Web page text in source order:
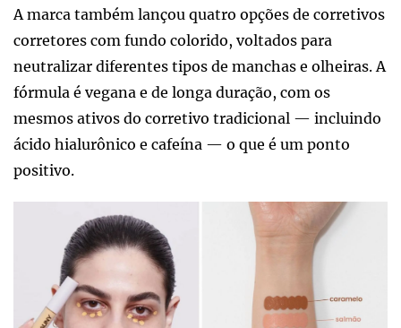
A marca também lançou quatro opções de corretivos
corretores com fundo colorido, voltados para
neutralizar diferentes tipos de manchas e olheiras. A
fórmula é vegana e de longa duração, com os
mesmos ativos do corretivo tradicional — incluindo
ácido hialurônico e cafeína — o que é um ponto
positivo.